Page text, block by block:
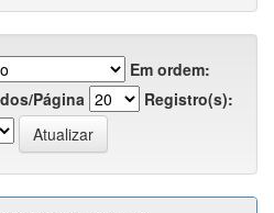
Em ordem:
Página
Registro(s):